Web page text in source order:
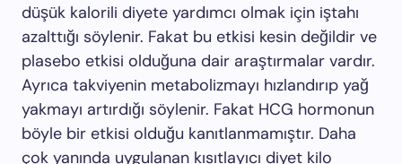
düşük kalorili diyete yardımcı olmak için iştahı
azalttığı söylenir. Fakat bu etkisi kesin değildir ve
plasebo etkisi olduğuna dair araştırmalar vardır.
Ayrıca takviyenin metabolizmayı hızlandırıp yağ
yakmayı artırdığı söylenir. Fakat HCG hormonun
böyle bir etkisi olduğu kanıtlanmamıştır. Daha
çok yanında uygulanan kısıtlayıcı diyet kilo